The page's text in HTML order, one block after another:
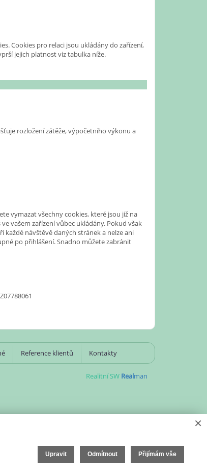
Cookies pro relaci jsou ukládány do zařízení,
jejich platnost viz tabulka níže.
rozložení zátěže, výpočetního výkonu a
vymazat všechny cookies, které jsou již na
vašem zařízení vůbec ukládány. Pokud však
návštěvě daných stránek a nelze ani
po přihlášení. Snadno můžete zabránit
Reference klientů Kontakty
Realitní SW Realman
×
Upravit Odmítnout Přijímám vše